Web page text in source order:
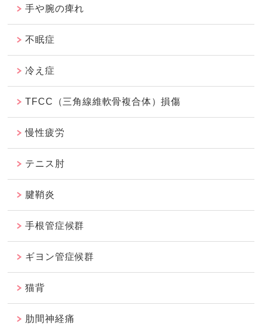
手や腕の痺れ
不眠症
冷え症
TFCC（三角線維軟骨複合体）損傷
慢性疲労
テニス肘
腱鞘炎
手根管症候群
ギヨン管症候群
猫背
肋間神経痛